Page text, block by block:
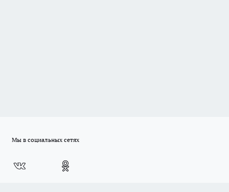
Мы в социальных сетях